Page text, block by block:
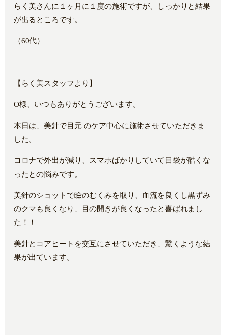
らく美さんに１ヶ月に１度の施術ですが、しっかりと結果
が出るところです。
（60代）
【らく美スタッフより】
O様、いつもありがとうございます。
本日は、美針で目元 のケア中心に施術させていただきま
した。
コロナで外出が減り、スマホばかりしていて目袋が酷くな
ったとの悩みです。
美針のショットで瞼のむくみを取り、血流を良くし黒ずみ
のクマも良くなり、目の開きが良くなったと喜ばれまし
た！！
美針とコアヒートを交互にさせていただき、驚くような結
果が出ています。